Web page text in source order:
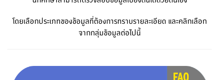
โดยเลือกประเภทของข้อมูลที่ต้องการทราบรายละเอียด และคลิกเลือก
จากกลุ่มข้อมูลต่อไปนี้